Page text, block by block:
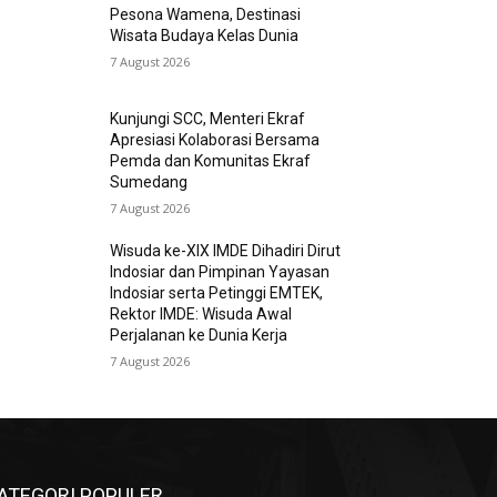
Pesona Wamena, Destinasi
Wisata Budaya Kelas Dunia
7 August 2026
Kunjungi SCC, Menteri Ekraf
Apresiasi Kolaborasi Bersama
Pemda dan Komunitas Ekraf
Sumedang
7 August 2026
Wisuda ke-XIX IMDE Dihadiri Dirut
Indosiar dan Pimpinan Yayasan
Indosiar serta Petinggi EMTEK,
Rektor IMDE: Wisuda Awal
Perjalanan ke Dunia Kerja
7 August 2026